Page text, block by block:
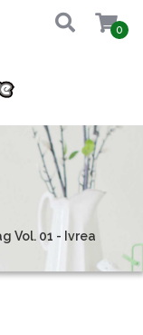
0
Vol. 01 - Ivrea